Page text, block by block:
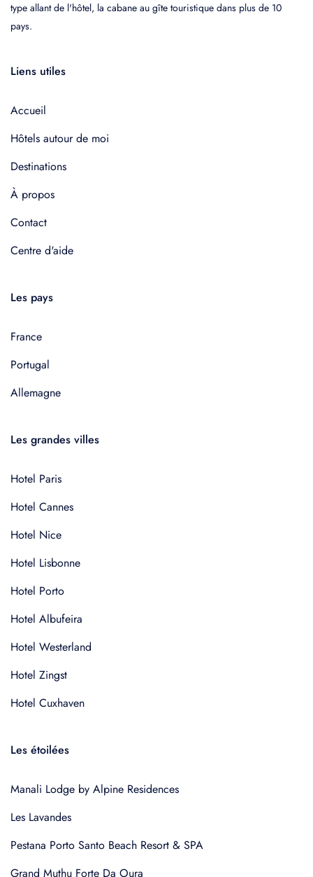
type allant de l'hôtel, la cabane au gîte touristique dans plus de 10
pays.
Liens utiles
Accueil
Hôtels autour de moi
Destinations
À propos
Contact
Centre d'aide
Les pays
France
Portugal
Allemagne
Les grandes villes
Hotel Paris
Hotel Cannes
Hotel Nice
Hotel Lisbonne
Hotel Porto
Hotel Albufeira
Hotel Westerland
Hotel Zingst
Hotel Cuxhaven
Les étoilées
Manali Lodge by Alpine Residences
Les Lavandes
Pestana Porto Santo Beach Resort & SPA
Grand Muthu Forte Da Oura